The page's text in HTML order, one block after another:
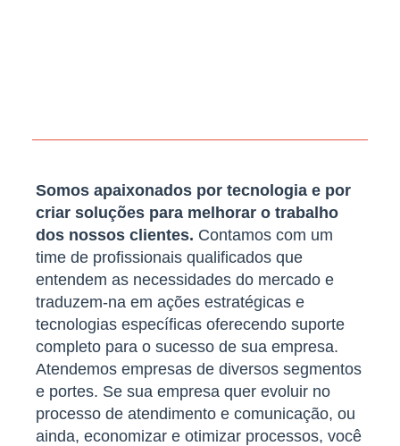
Somos apaixonados por tecnologia e por
criar soluções para melhorar o trabalho
dos nossos clientes. Contamos com um
time de profissionais qualificados que
entendem as necessidades do mercado e
traduzem-na em ações estratégicas e
tecnologias específicas oferecendo suporte
completo para o sucesso de sua empresa.
Atendemos empresas de diversos segmentos
e portes. Se sua empresa quer evoluir no
processo de atendimento e comunicação, ou
ainda, economizar e otimizar processos, você